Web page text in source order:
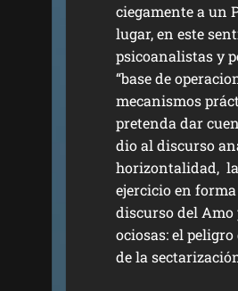
ciegamente a un
lugar, en este
psicoanalistas y
“base de
mecanismos
pretenda dar
dio al discurso
horizontalidad,
ejercicio en
discurso del Amo
ociosas: el
de la